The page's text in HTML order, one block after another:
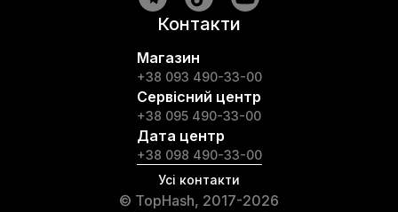
Контакти
Магазин
+38 093 490-33-00
Сервісний центр
+38 095 490-33-00
Дата центр
+38 098 490-33-00
Усі контакти
© TopHash, 2017-2026